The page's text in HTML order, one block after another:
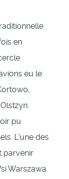
en
eu le
pu
L'une des
parvenir
Warszawa.